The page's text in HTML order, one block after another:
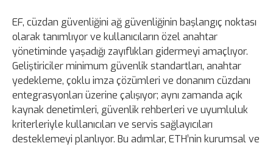
EF, cüzdan güvenliğini ağ güvenliğinin başlangıç noktası
olarak tanımlıyor ve kullanıcıların özel anahtar
yönetiminde yaşadığı zayıflıkları gidermeyi amaçlıyor.
Geliştiriciler minimum güvenlik standartları, anahtar
yedekleme, çoklu imza çözümleri ve donanım cüzdanı
entegrasyonları üzerine çalışıyor; aynı zamanda açık
kaynak denetimleri, güvenlik rehberleri ve uyumluluk
kriterleriyle kullanıcıları ve servis sağlayıcıları
desteklemeyi planlıyor. Bu adımlar, ETH’nin kurumsal ve